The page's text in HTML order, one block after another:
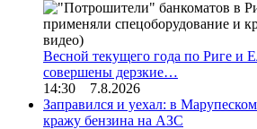
Весной текущего года по Риге и
совершены дерзкие…
14:30 7.8.2026
Заправился и уехал: в
кражу бензина на АЗС